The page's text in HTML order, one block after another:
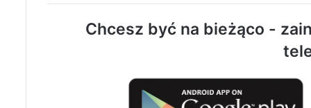
Chcesz być na bieżąco -